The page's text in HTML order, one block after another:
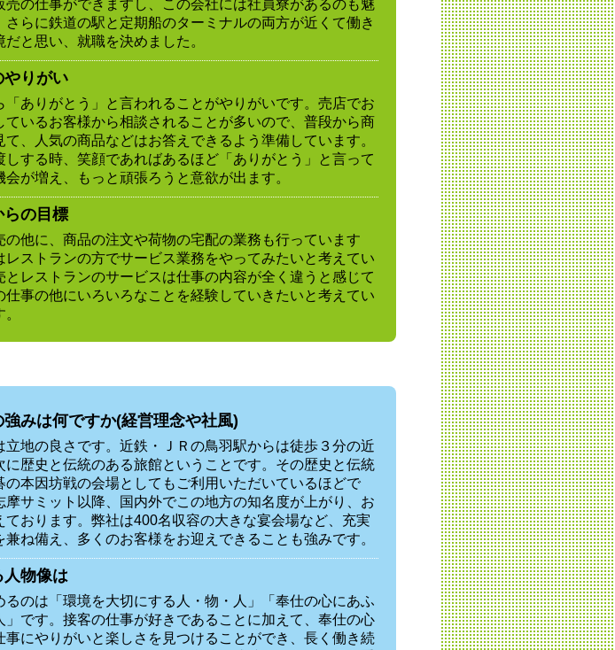
売の仕事ができますし、この会社には社員寮があるのも魅
さらに鉄道の駅と定期船のターミナルの両方が近くて働き
だと思い、就職を決めました。
やりがい
「ありがとう」と言われることがやりがいです。売店でお
ているお客様から相談されることが多いので、普段から商
て、人気の商品などはお答えできるよう準備しています。
しする時、笑顔であればあるほど「ありがとう」と言って
会が増え、もっと頑張ろうと意欲が出ます。
らの目標
の他に、商品の注文や荷物の宅配の業務も行っています
レストランの方でサービス業務をやってみたいと考えてい
とレストランのサービスは仕事の内容が全く違うと感じて
仕事の他にいろいろなことを経験していきたいと考えてい
強みは何ですか(経営理念や社風)
立地の良さです。近鉄・ＪＲの鳥羽駅からは徒歩３分の近
に歴史と伝統のある旅館ということです。その歴史と伝統
の本因坊戦の会場としてもご利用いただいているほどで
摩サミット以降、国内外でこの地方の知名度が上がり、お
ております。弊社は400名収容の大きな宴会場など、充実
兼ね備え、多くのお客様をお迎えできることも強みです。
人物像は
るのは「環境を大切にする人・物・人」「奉仕の心にあふ
」です。接客の仕事が好きであることに加えて、奉仕の心
事にやりがいと楽しさを見つけることができ、長く働き続